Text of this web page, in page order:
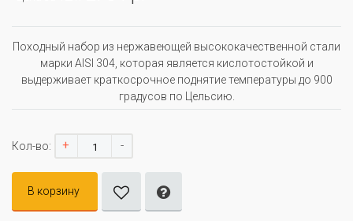
Походный набор из нержавеющей высококачественной стали
марки AISI 304, которая является кислотостойкой и
выдерживает краткосрочное поднятие температуры до 900
градусов по Цельсию.
Кол-во: + -
В корзину